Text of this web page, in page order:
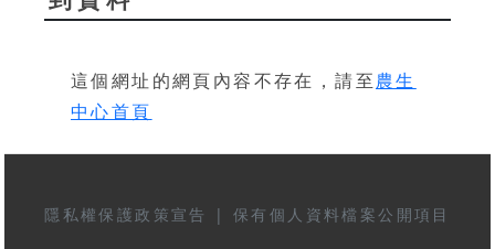
這個網址的網頁內容不存在，請至農生
中心首頁
隱私權保護政策宣告 | 保有個人資料檔案公開項目